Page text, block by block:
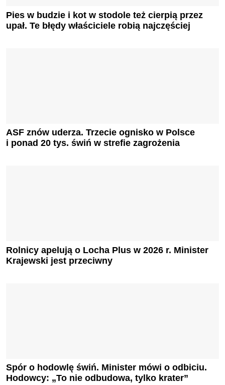
Pies w budzie i kot w stodole też cierpią przez
upał. Te błędy właściciele robią najczęściej
ASF znów uderza. Trzecie ognisko w Polsce
i ponad 20 tys. świń w strefie zagrożenia
Rolnicy apelują o Locha Plus w 2026 r. Minister
Krajewski jest przeciwny
Spór o hodowlę świń. Minister mówi o odbiciu.
Hodowcy: „To nie odbudowa, tylko krater”